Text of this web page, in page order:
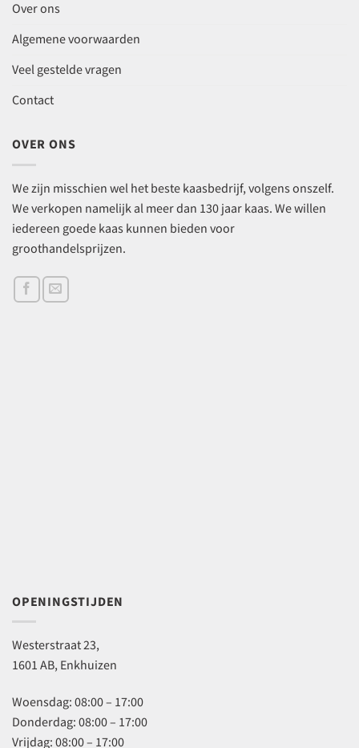
Over ons
Algemene voorwaarden
Veel gestelde vragen
Contact
OVER ONS
We zijn misschien wel het beste kaasbedrijf, volgens onszelf.
We verkopen namelijk al meer dan 130 jaar kaas. We willen
iedereen goede kaas kunnen bieden voor
groothandelsprijzen.
OPENINGSTIJDEN
Westerstraat 23,
1601 AB, Enkhuizen
Woensdag: 08:00 – 17:00
Donderdag: 08:00 – 17:00
Vrijdag: 08:00 – 17:00